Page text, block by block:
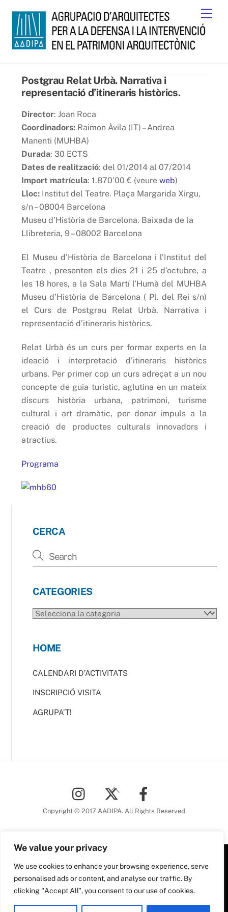
We value your privacy
We use cookies to enhance your browsing experience, serve
personalised ads or content, and analyse our traffic. By
clicking "Accept All", you consent to our use of cookies.
content
Postgrau Relat Urbà. Narrativa i
representació d’itineraris històrics.
Director: Joan Roca
Coordinadors: Raimon Àvila (IT) – Andrea
Manenti (MUHBA)
Durada: 30 ECTS
Dates de realització: del 01/2014 al 07/2014
Import matrícula: 1.870’00 € (veureweb)
Lloc: Institut del Teatre. Plaça Margarida Xirgu,
s/n – 08004 Barcelona
Museu d’Història de Barcelona. Baixada de la
Llibreteria, 9 – 08002 Barcelona
El Museu d’Història de Barcelona i l’Institut del
Teatre , presenten els dies 21 i 25 d’octubre, a
les 18 hores, a la Sala Martí l’Humà del MUHBA
Museu d’Història de Barcelona ( Pl. del Rei s/n)
el Curs de Postgrau Relat Urbà. Narrativa i
representació d’itineraris històrics.
Relat Urbà és un curs per formar experts en la
ideació i interpretació d’itineraris històrics
urbans. Per primer cop un curs adreçat a un nou
concepte de guia turístic, aglutina en un mateix
discurs història urbana, patrimoni, turisme
cultural i art dramàtic, per donar impuls a la
creació de productes culturals innovadors i
atractius.
Programa
CERCA
CATEGORIES
CATEGORIES
HOME
CALENDARI D’ACTIVITATS
INSCRIPCIÓ VISITA
AGRUPA’T!
To
Top
Copyright © 2017 AADIPA. All Rights Reserved
Plaça Nova, 5 6a planta
08002 Barcelona
Tel. 93 306 78 28
aadipa@coac.net